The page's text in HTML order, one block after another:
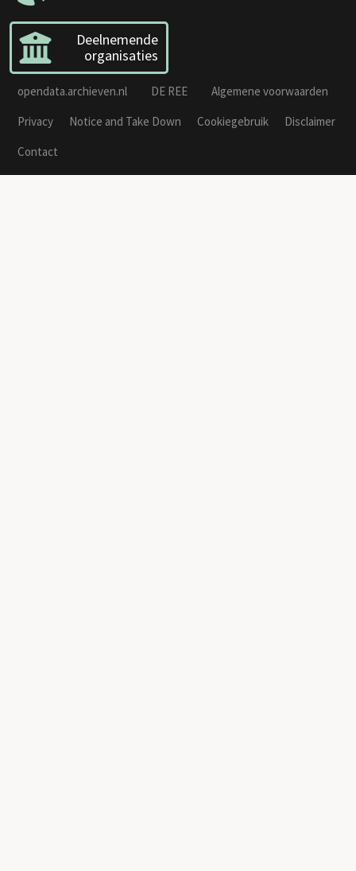
Deelnemende
organisaties
opendata.archieven.nl DE REE
Algemene voorwaarden
Privacy
Notice and Take Down Cookiegebruik
Disclaimer
Contact